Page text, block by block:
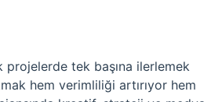
projelerde tek başına ilerlemek
hem verimliliği artırıyor hem